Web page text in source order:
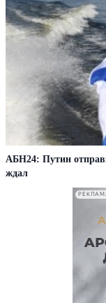
АБН24: Путин
ждал